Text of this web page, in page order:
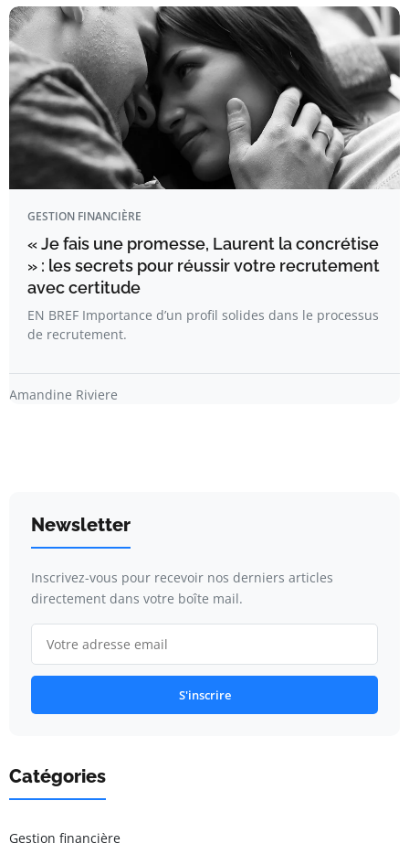
GESTION FINANCIÈRE
« Je fais une promesse, Laurent la concrétise
» : les secrets pour réussir votre recrutement
avec certitude
EN BREF Importance d’un profil solides dans le processus
de recrutement.
Amandine Riviere
Newsletter
Inscrivez-vous pour recevoir nos derniers articles
directement dans votre boîte mail.
S'inscrire
Catégories
Gestion financière